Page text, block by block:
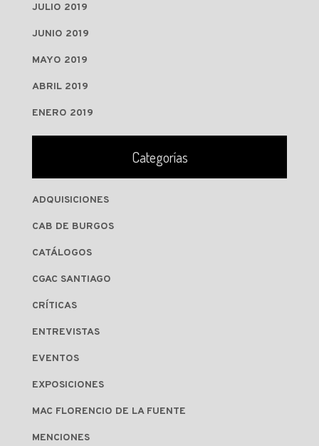
JULIO 2019
JUNIO 2019
MAYO 2019
ABRIL 2019
ENERO 2019
Categorías
ADQUISICIONES
CAB DE BURGOS
CATÁLOGOS
CGAC SANTIAGO
CRÍTICAS
ENTREVISTAS
EVENTOS
EXPOSICIONES
MAC FLORENCIO DE LA FUENTE
MENCIONES